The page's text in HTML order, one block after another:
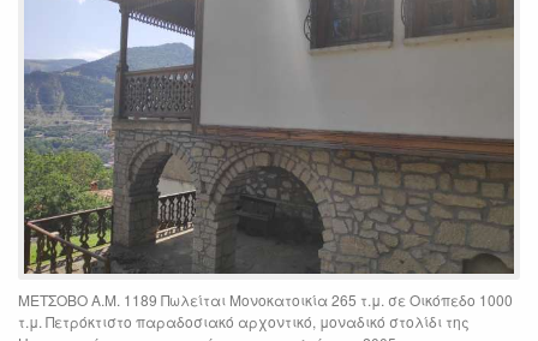
ΜΕΤΣΟΒΟ Α.Μ. 1189 Πωλείται Μονοκατοικία 265 τ.μ. σε Οικόπεδο 1000
τ.μ. Πετρόκτιστο παραδοσιακό αρχοντικό, μοναδικό στολίδι της